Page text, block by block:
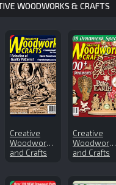
WOODWORKS & CRAFTS
Creative
Woodworks
and Crafts
Creative
Woodworks
and Crafts